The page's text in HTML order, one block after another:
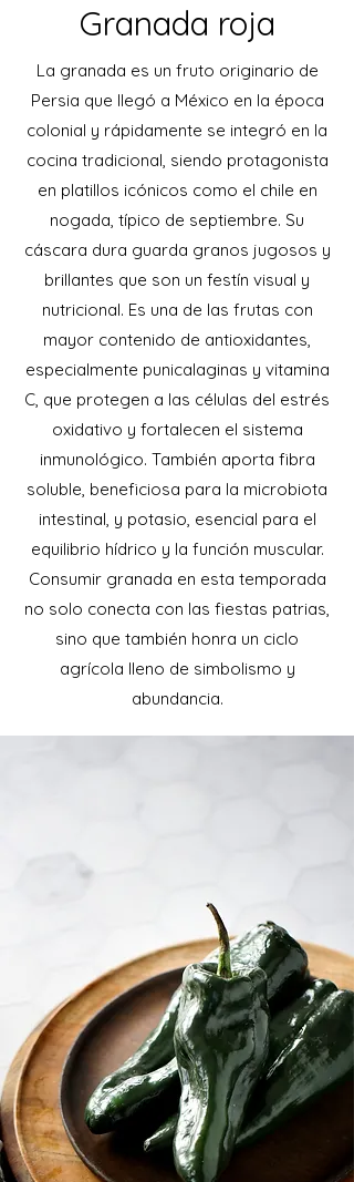
Granada roja
La granada es un fruto originario de
Persia que llegó a México en la época
colonial y rápidamente se integró en la
cocina tradicional, siendo protagonista
en platillos icónicos como el chile en
nogada, típico de septiembre. Su
cáscara dura guarda granos jugosos y
brillantes que son un festín visual y
nutricional. Es una de las frutas con
mayor contenido de antioxidantes,
especialmente punicalaginas y vitamina
C, que protegen a las células del estrés
oxidativo y fortalecen el sistema
inmunológico. También aporta fibra
soluble, beneficiosa para la microbiota
intestinal, y potasio, esencial para el
equilibrio hídrico y la función muscular.
Consumir granada en esta temporada
no solo conecta con las fiestas patrias,
sino que también honra un ciclo
agrícola lleno de simbolismo y
abundancia.